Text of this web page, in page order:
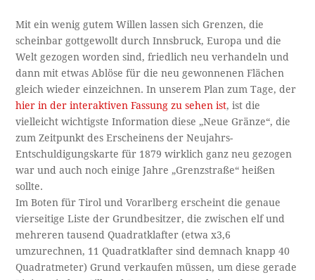
Mit ein wenig gutem Willen lassen sich Grenzen, die
scheinbar gottgewollt durch Innsbruck, Europa und die
Welt gezogen worden sind, friedlich neu verhandeln und
dann mit etwas Ablöse für die neu gewonnenen Flächen
gleich wieder einzeichnen. In unserem Plan zum Tage, der
hier in der interaktiven Fassung zu sehen ist, ist die
vielleicht wichtigste Information diese „Neue Gränze“, die
zum Zeitpunkt des Erscheinens der Neujahrs-
Entschuldigungskarte für 1879 wirklich ganz neu gezogen
war und auch noch einige Jahre „Grenzstraße“ heißen
sollte.
Im Boten für Tirol und Vorarlberg erscheint die genaue
vierseitige Liste der Grundbesitzer, die zwischen elf und
mehreren tausend Quadratklafter (etwa x3,6
umzurechnen, 11 Quadratklafter sind demnach knapp 40
Quadratmeter) Grund verkaufen müssen, um diese gerade